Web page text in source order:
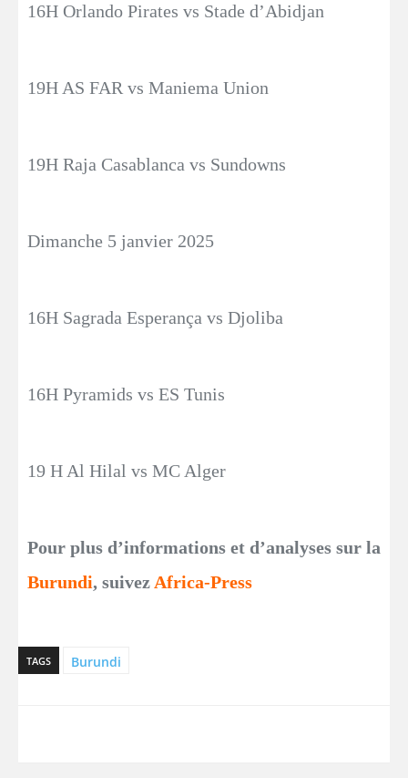
16H Orlando Pirates vs Stade d’Abidjan
19H AS FAR vs Maniema Union
19H Raja Casablanca vs Sundowns
Dimanche 5 janvier 2025
16H Sagrada Esperança vs Djoliba
16H Pyramids vs ES Tunis
19 H Al Hilal vs MC Alger
Pour plus d’informations et d’analyses sur la
Burundi, suivez Africa-Press
TAGS Burundi